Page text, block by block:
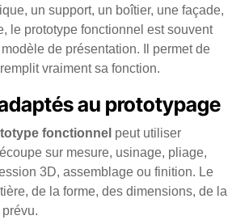
un support, un boîtier, une façade,
le prototype fonctionnel est souvent
de présentation. Il permet de
vraiment sa fonction.
au prototypage
fonctionnel peut utiliser
sur mesure, usinage, pliage,
3D, assemblage ou finition. Le
de la forme, des dimensions, de la